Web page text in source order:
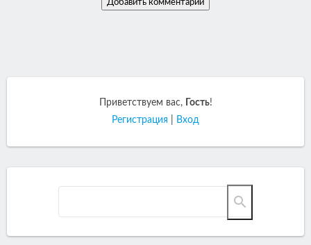
Приветствуем вас, Гость!
Регистрация
Вход